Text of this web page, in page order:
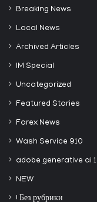
Breaking News
Local News
Archived Articles
IM Special
Uncategorized
Featured Stories
Forex News
Wash Service 910
adobe generative ai 1
NEW
! Без рубрики